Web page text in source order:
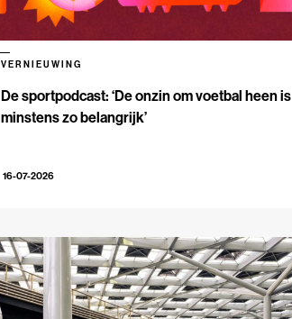
De sportpodcast: ‘De onzin om voetbal heen is
minstens zo belangrijk’
VERNIEUWING
16-07-2026